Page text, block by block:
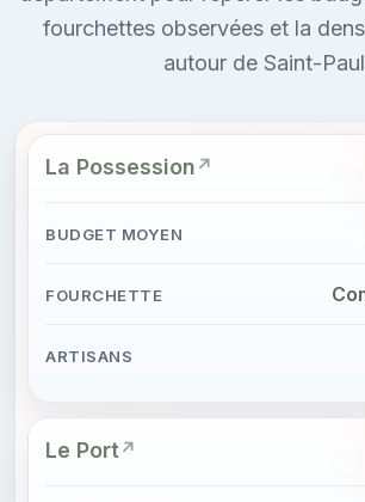
fourchettes observées et la
autour de Saint-
La Possession
Le Port